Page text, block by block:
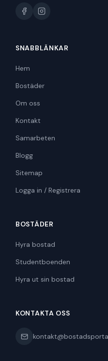
SNABBLÄNKAR
Hem
Bostäder
Om oss
Kontakt
Samarbeten
Blogg
Sitemap
Logga in / Registrera
BOSTÄDER
Hyra bostad
Studentboenden
Hyra ut sin bostad
KONTAKTA OSS